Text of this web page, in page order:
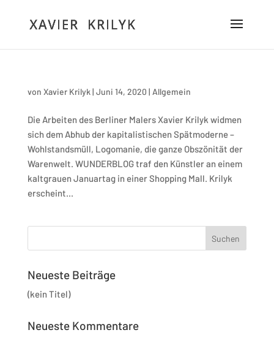
von Xavier Krilyk| Juni 14, 2020 | Allgemein
Die Arbeiten des Berliner Malers Xavier Krilyk widmen
sich dem Abhub der kapitalistischen Spätmoderne –
Wohlstandsmüll, Logomanie, die ganze Obszönität der
Warenwelt. WUNDERBLOG traf den Künstler an einem
kaltgrauen Januartag in einer Shopping Mall. Krilyk
erscheint...
Neueste Beiträge
(kein Titel)
Neueste Kommentare